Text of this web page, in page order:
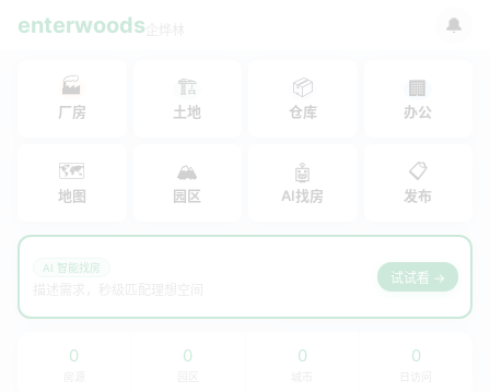
enterwoods 🔔
🏭
厂房
🏗
土地
📦
仓库
🏢
办公
🗺
地图
🏔
园区
🤖
AI找房
📋
发布
AI 智能找房
试试看 →
0 0 0 0